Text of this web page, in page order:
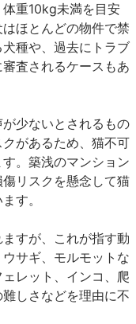
重10kg未満を目安
ほとんどの物件で禁
種や、過去にトラブ
査されるケースもあ
少ないとされるもの
があるため、猫不可
。築浅のマンション
リスクを懸念して猫
す。
すが、これが指す動
サギ、モルモットな
レット、インコ、爬
しさなどを理由に不